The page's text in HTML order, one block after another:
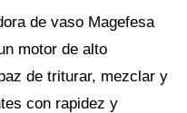
de vaso Magefesa
motor de alto
de triturar, mezclar y
con rapidez y